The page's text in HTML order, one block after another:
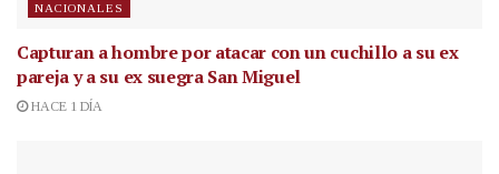
NACIONALES
Capturan a hombre por atacar con un cuchillo a su ex
pareja y a su ex suegra San Miguel
HACE 1 DÍA